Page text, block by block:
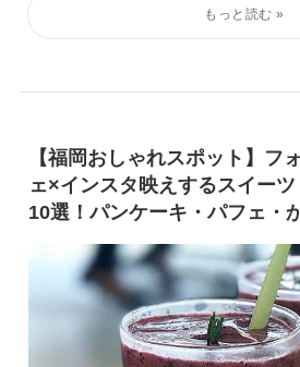
【福岡おしゃれスポット】フ
ェ×インスタ映えするスイー
10選！パンケーキ・パフェ・